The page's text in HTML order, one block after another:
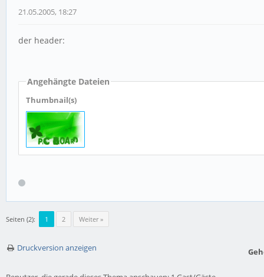
21.05.2005, 18:27
der header:
Angehängte Dateien
Thumbnail(s)
Seiten (2): 1 2 Weiter »
Druckversion anzeigen